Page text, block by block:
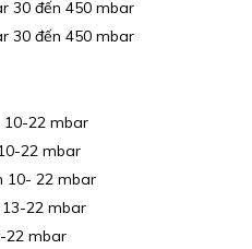
30 đến 450 mbar
30 đến 450 mbar
10-22 mbar
22 mbar
10- 22 mbar
13-22 mbar
22 mbar